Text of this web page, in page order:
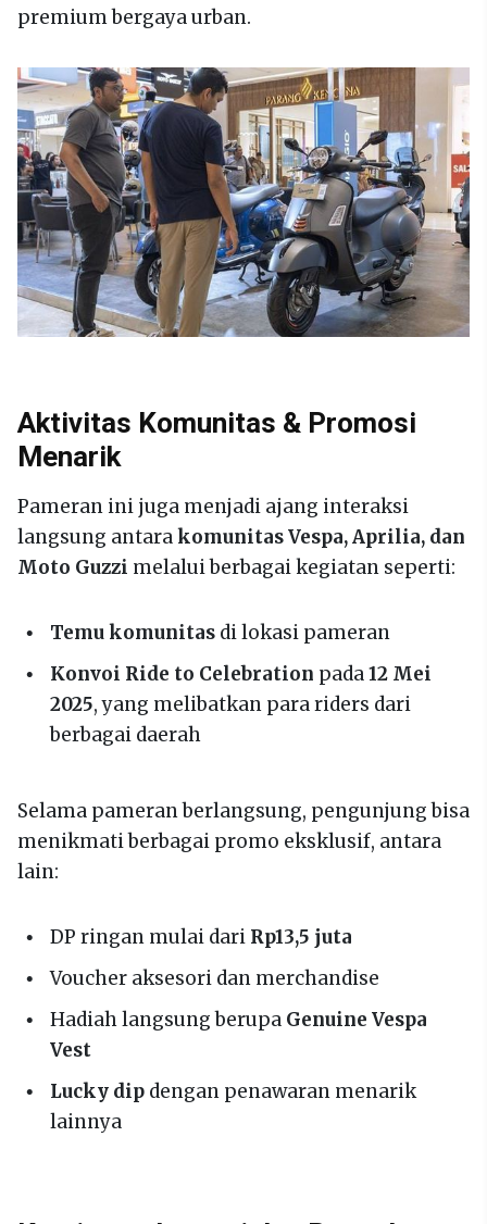
premium bergaya urban.
Aktivitas Komunitas & Promosi
Menarik
Pameran ini juga menjadi ajang interaksi
langsung antarakomunitas Vespa, Aprilia, dan
Moto Guzzi melalui berbagai kegiatan seperti:
Temu komunitas di lokasi pameran
Konvoi Ride to Celebration pada12 Mei
2025, yang melibatkan para riders dari
berbagai daerah
Selama pameran berlangsung, pengunjung bisa
menikmati berbagai promo eksklusif, antara
lain:
DP ringan mulai dari Rp13,5 juta
Voucher aksesori dan merchandise
Hadiah langsung berupa Genuine Vespa
Vest
Lucky dip dengan penawaran menarik
lainnya